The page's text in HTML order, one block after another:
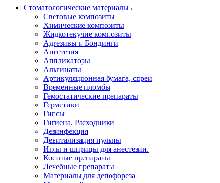
Стоматологические материалы
Световые композиты
Химические композиты
Жидкотекучие композиты
Адгезивы и Бондинги
Анестезия
Аппликаторы
Альгинаты
Артикуляционная бумага, спреи
Временные пломбы
Гемостатические препараты
Герметики
Гипсы
Гигиена. Расходники
Дезинфекция
Девитализация пульпы
Иглы и шприцы для анестезии.
Костные препараты
Лечебные препараты
Материалы для депофореза